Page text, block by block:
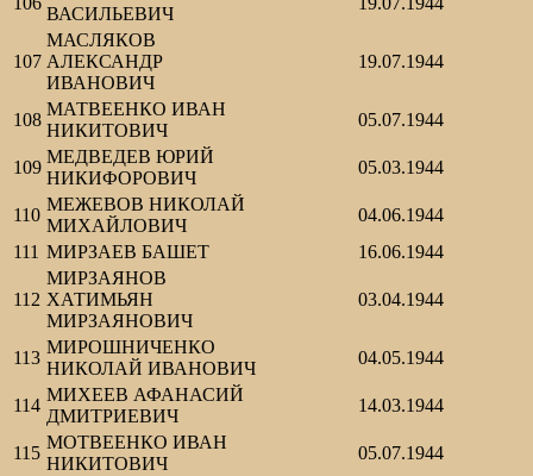
ВАСИЛЬЕВИЧ
107
МАСЛЯКОВ
АЛЕКСАНДР
ИВАНОВИЧ
19.07.1944
108
МАТВЕЕНКО ИВАН
НИКИТОВИЧ
05.07.1944
109
МЕДВЕДЕВ ЮРИЙ
НИКИФОРОВИЧ
05.03.1944
110
МЕЖЕВОВ НИКОЛАЙ
МИХАЙЛОВИЧ
04.06.1944
111 МИРЗАЕВ БАШЕТ 16.06.1944
112
МИРЗАЯНОВ
ХАТИМЬЯН
МИРЗАЯНОВИЧ
03.04.1944
113
МИРОШНИЧЕНКО
НИКОЛАЙ ИВАНОВИЧ
04.05.1944
114
МИХЕЕВ АФАНАСИЙ
ДМИТРИЕВИЧ
14.03.1944
115
МОТВЕЕНКО ИВАН
НИКИТОВИЧ
05.07.1944